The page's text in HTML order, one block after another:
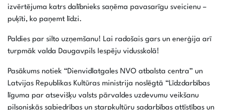
izvērtējuma katrs dalībnieks saņēma pavasarīgu sveicienu –
puķīti, ko paņemt līdzi.
Paldies par silto uzņemšanu! Lai radošais gars un enerģija arī
turpmāk valda Daugavpils Iespēju vidusskolā!
Pasākums notiek “Dienvidlatgales NVO atbalsta centra” un
Latvijas Republikas Kultūras ministrija noslēgtā “Līdzdarbības
līguma par atsevišķu valsts pārvaldes uzdevumu veikšanu
pilsoniskās sabiedrības un starpkultūru sadarbības attīstības un